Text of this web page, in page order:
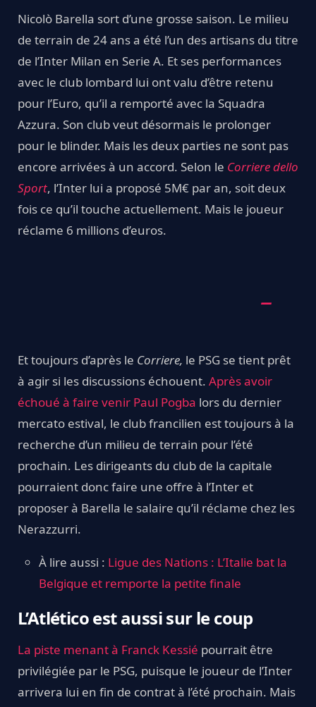
Nicolò Barella sort d’une grosse saison. Le milieu
de terrain de 24 ans a été l’un des artisans du titre
de l’Inter Milan en Serie A. Et ses performances
avec le club lombard lui ont valu d’être retenu
pour l’Euro, qu’il a remporté avec la Squadra
Azzura. Son club veut désormais le prolonger
pour le blinder. Mais les deux parties ne sont pas
encore arrivées à un accord. Selon le Corriere dello
Sport, l’Inter lui a proposé 5M€ par an, soit deux
fois ce qu’il touche actuellement. Mais le joueur
réclame 6 millions d’euros.
Et toujours d’après le Corriere, le PSG se tient prêt
à agir si les discussions échouent. Après avoir
échoué à faire venir Paul Pogba lors du dernier
mercato estival, le club francilien est toujours à la
recherche d’un milieu de terrain pour l’été
prochain. Les dirigeants du club de la capitale
pourraient donc faire une offre à l’Inter et
proposer à Barella le salaire qu’il réclame chez les
Nerazzurri.
À lire aussi : Ligue des Nations : L’Italie bat la
Belgique et remporte la petite finale
L’Atlético est aussi sur le coup
La piste menant à Franck Kessié pourrait être
privilégiée par le PSG, puisque le joueur de l’Inter
arrivera lui en fin de contrat à l’été prochain. Mais